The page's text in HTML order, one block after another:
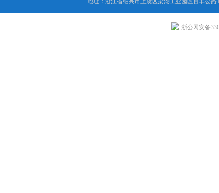
地址：浙江省绍兴市上虞区梁湖工业园区百丰公路
浙公网安备